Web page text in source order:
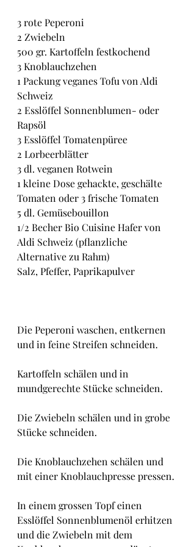
3 rote Peperoni
2 Zwiebeln
500 gr. Kartoffeln festkochend
3 Knoblauchzehen
1 Packung veganes Tofu von Aldi
Schweiz
2 Esslöffel Sonnenblumen- oder
Rapsöl
3 Esslöffel Tomatenpüree
2 Lorbeerblätter
3 dl. veganen Rotwein
1 kleine Dose gehackte, geschälte
Tomaten oder 3 frische Tomaten
5 dl. Gemüsebouillon
1/2 Becher Bio Cuisine Hafer von
Aldi Schweiz (pflanzliche
Alternative zu Rahm)
Salz, Pfeffer, Paprikapulver
Die Peperoni waschen, entkernen
und in feine Streifen schneiden.
Kartoffeln schälen und in
mundgerechte Stücke schneiden.
Die Zwiebeln schälen und in grobe
Stücke schneiden.
Die Knoblauchzehen schälen und
mit einer Knoblauchpresse pressen.
In einem grossen Topf einen
Esslöffel Sonnenblumenöl erhitzen
und die Zwiebeln mit dem